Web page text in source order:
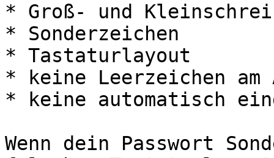
* Groß- und
* Sonderzeichen
* Tastaturlayout
* keine Leerzeichen am
* keine automatisch
Wenn dein Passwort